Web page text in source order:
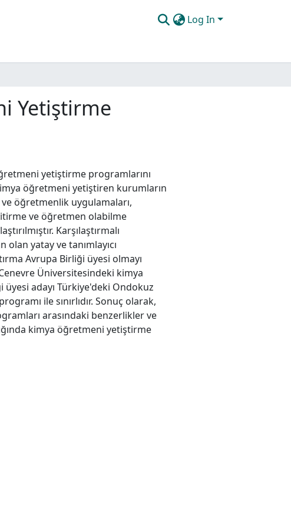
Log In
Yetiştirme
yetiştirme programlarını
öğretmeni yetiştiren kurumların
öğretmenlik uygulamaları,
ve öğretmen olabilme
Karşılaştırmalı
yatay ve tanımlayıcı
Avrupa Birliği üyesi olmayı
Üniversitesindeki kimya
adayı Türkiye'deki Ondokuz
ile sınırlıdır. Sonuç olarak,
arasındaki benzerlikler ve
kimya öğretmeni yetiştirme